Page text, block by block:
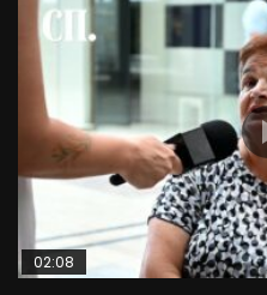
02:08